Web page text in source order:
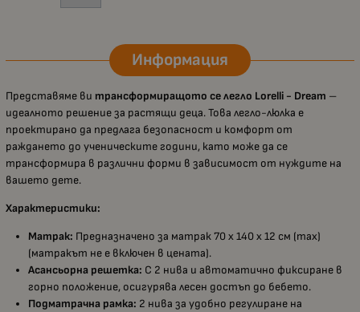
Информация
Представяме ви трансформиращото се легло Lorelli - Dream –
идеалното решение за растящи деца. Това легло-люлка е
проектирано да предлага безопасност и комфорт от
раждането до ученическите години, като може да се
трансформира в различни форми в зависимост от нуждите на
вашето дете.
Характеристики:
Матрак: Предназначено за матрак 70 х 140 х 12 см (max)
(матракът не е включен в цената).
Асансьорна решетка: С 2 нива и автоматично фиксиране в
горно положение, осигурява лесен достъп до бебето.
Подматрачна рамка: 2 нива за удобно регулиране на